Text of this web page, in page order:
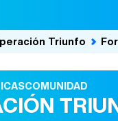
Triunfo
COMUNIDAD